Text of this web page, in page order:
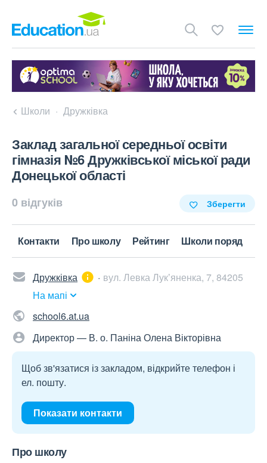
Школи Дружківка
Заклад загальної середньої освіти
гімназія №6 Дружківської міської ради
Донецької області
0 відгуків Зберегти
Контакти Про школу Рейтинг Школи поряд
Дружківка
вул. Левка Лукʼяненка, 7, 84205
На мапі
school6.at.ua
Директор — В. о. Паніна Олена Вікторівна
Щоб зв'язатися із закладом, відкрийте телефон і
ел. пошту.
Показати контакти
Про школу